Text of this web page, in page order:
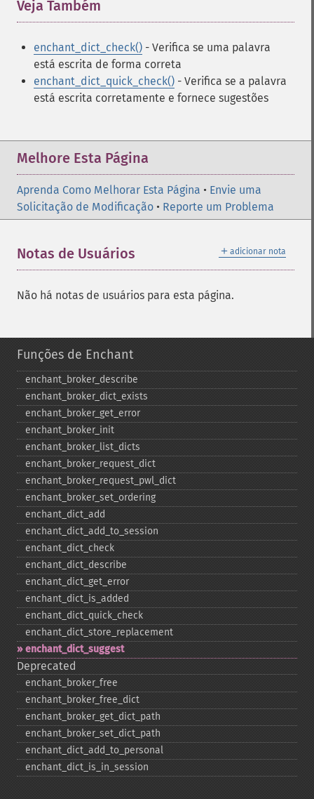
Veja Também
enchant_dict_check() - Verifica se uma palavra
está escrita de forma correta
enchant_dict_quick_check() - Verifica se a palavra
está escrita corretamente e fornece sugestões
Melhore Esta Página
Aprenda Como Melhorar Esta Página • Envie uma
Solicitação de Modificação • Reporte um Problema
＋ adicionar nota
Notas de Usuários
Não há notas de usuários para esta página.
Funções de Enchant
enchant_​broker_​describe
enchant_​broker_​dict_​exists
enchant_​broker_​get_​error
enchant_​broker_​init
enchant_​broker_​list_​dicts
enchant_​broker_​request_​dict
enchant_​broker_​request_​pwl_​dict
enchant_​broker_​set_​ordering
enchant_​dict_​add
enchant_​dict_​add_​to_​session
enchant_​dict_​check
enchant_​dict_​describe
enchant_​dict_​get_​error
enchant_​dict_​is_​added
enchant_​dict_​quick_​check
enchant_​dict_​store_​replacement
enchant_​dict_​suggest
Deprecated
enchant_​broker_​free
enchant_​broker_​free_​dict
enchant_​broker_​get_​dict_​path
enchant_​broker_​set_​dict_​path
enchant_​dict_​add_​to_​personal
enchant_​dict_​is_​in_​session